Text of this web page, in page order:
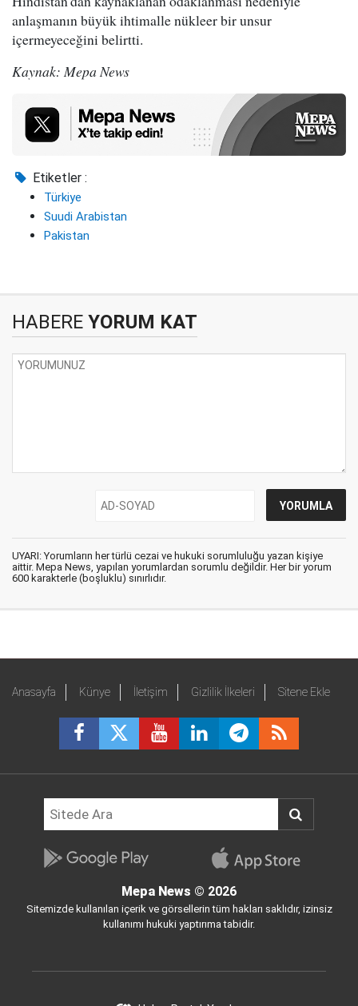
anlaşmanın büyük ihtimalle nükleer bir unsur
içermeyeceğini belirtti.
Kaynak: Mepa News
Etiketler :
Türkiye
Suudi Arabistan
Pakistan
HABERE YORUM KAT
UYARI: Yorumların her türlü cezai ve hukuki sorumluluğu yazan kişiye
aittir. Mepa News, yapılan yorumlardan sorumlu değildir. Her bir yorum
600 karakterle (boşluklu) sınırlıdır.
Anasayfa Künye İletişim Gizlilik İlkeleri Sitene Ekle
Mepa News © 2026
Sitemizde kullanılan içerik ve görsellerin tüm hakları saklıdır, izinsiz
kullanımı hukuki yaptırıma tabidir.